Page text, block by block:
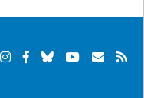
Instagram
Facebook
BlueskyYouTube